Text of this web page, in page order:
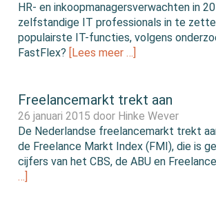
HR- en inkoopmanagersverwachten in
zelfstandige IT professionals in te
populairste IT-functies, volgens
FastFlex?
[Lees meer …]
Freelancemarkt trekt aan
26 januari 2015 door Hinke Wever
De Nederlandse freelancemarkt trekt
de Freelance Markt Index (FMI), die is
cijfers van het CBS, de ABU en
…]